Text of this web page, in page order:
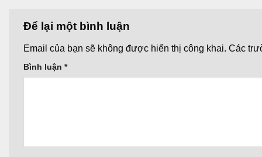
Để lại một bình luận
Email của bạn sẽ không được hiển thị công khai. Các
Bình luận *